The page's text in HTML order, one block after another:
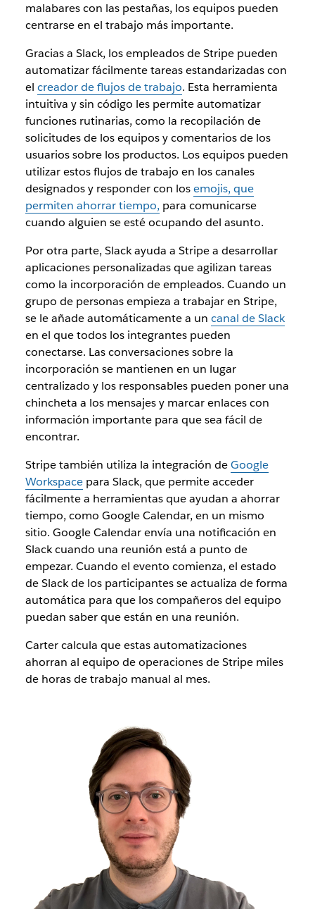
malabares con las pestañas, los equipos pueden
centrarse en el trabajo más importante.
Gracias a Slack, los empleados de Stripe pueden
automatizar fácilmente tareas estandarizadas con
el creador de flujos de trabajo. Esta herramienta
intuitiva y sin código les permite automatizar
funciones rutinarias, como la recopilación de
solicitudes de los equipos y comentarios de los
usuarios sobre los productos. Los equipos pueden
utilizar estos flujos de trabajo en los canales
designados y responder con losemojis, que
permiten ahorrar tiempo, para comunicarse
cuando alguien se esté ocupando del asunto.
Por otra parte, Slack ayuda a Stripe a desarrollar
aplicaciones personalizadas que agilizan tareas
como la incorporación de empleados. Cuando un
grupo de personas empieza a trabajar en Stripe,
se le añade automáticamente a un canal de Slack
en el que todos los integrantes pueden
conectarse. Las conversaciones sobre la
incorporación se mantienen en un lugar
centralizado y los responsables pueden poner una
chincheta a los mensajes y marcar enlaces con
información importante para que sea fácil de
encontrar.
Stripe también utiliza la integración deGoogle
Workspacepara Slack, que permite acceder
fácilmente a herramientasque ayudan a ahorrar
tiempo, como Google Calendar, en un mismo
sitio. Google Calendar envía una notificación en
Slack cuando una reunión está a punto de
empezar. Cuando el evento comienza, el estado
de Slack de los participantes se actualiza de forma
automática para que los compañeros del equipo
puedan saber que están en una reunión.
Carter calcula que estas automatizaciones
ahorran al equipo de operaciones de Stripe miles
de horasde trabajo manual al mes.